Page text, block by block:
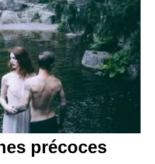
précoces